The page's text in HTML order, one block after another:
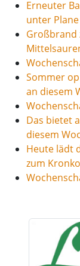
Erneuter
unter
Großbrand
Sommer
an diesem
Das bietet
diesem
Heute lädt
zum